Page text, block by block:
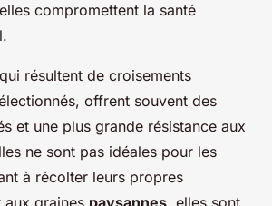
compromettent la santé
résultent de croisements
offrent souvent des
et une plus grande résistance aux
ne sont pas idéales pour les
à récolter leurs propres